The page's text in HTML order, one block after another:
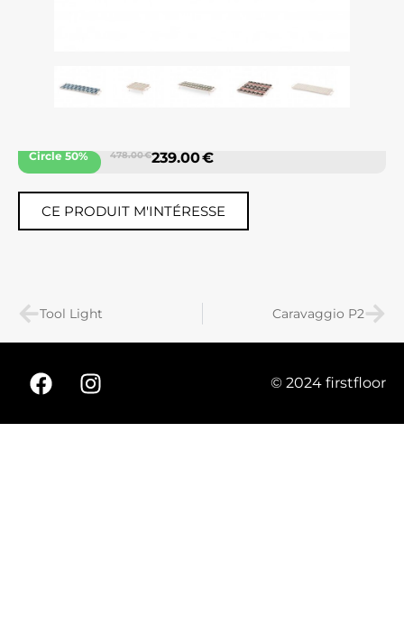
Circle 50% 478.00 €239.00 €
CE PRODUIT M'INTÉRESSE
Tool Light Caravaggio P2
© 2024 firstfloor